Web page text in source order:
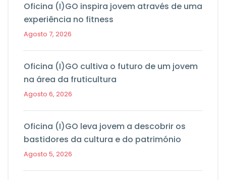
Oficina (I)GO inspira jovem através de uma
experiência no fitness
Agosto 7, 2026
Oficina (I)GO cultiva o futuro de um jovem
na área da fruticultura
Agosto 6, 2026
Oficina (I)GO leva jovem a descobrir os
bastidores da cultura e do património
Agosto 5, 2026